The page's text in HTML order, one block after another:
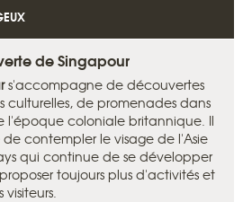
de Singapour
s'accompagne de découvertes
culturelles, de promenades dans
l'époque coloniale britannique. Il
contempler le visage de l'Asie
qui continue de se développer
toujours plus d'activités et
visiteurs.